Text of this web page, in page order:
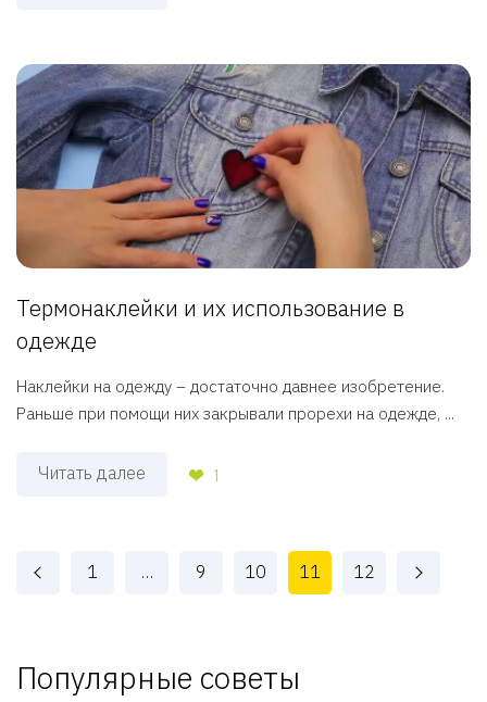
Термонаклейки и их использование в
одежде
Наклейки на одежду – достаточно давнее изобретение.
Раньше при помощи них закрывали прорехи на одежде, ...
Читать далее 1
1 … 9 10 11 12
Популярные советы